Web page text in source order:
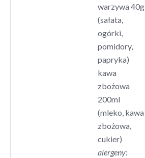
warzywa 40g
(sałata,
ogórki,
pomidory,
papryka)
kawa
zbożowa
200ml
(mleko, kawa
zbożowa,
cukier)
alergeny: